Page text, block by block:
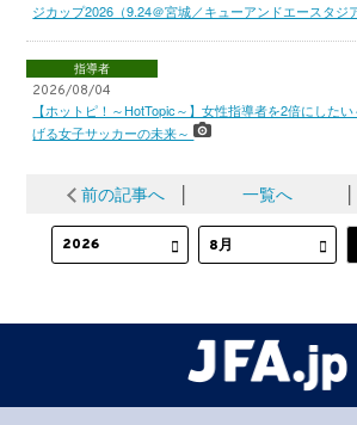
ジカップ2026（9.24＠宮城／キューアンドエースタジ
指導者
2026/08/04
【ホットピ！～HotTopic～】女性指導者を2倍にした
げる女子サッカーの未来～
前の記事へ 一覧へ